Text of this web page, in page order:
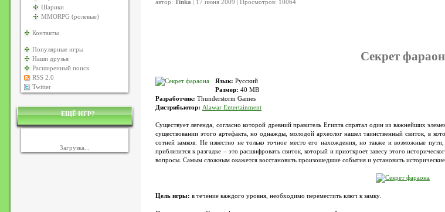
Шарики
MMORPG (ролевые)
Контакты
Популярные игры
Наши друзья
Расширенный поиск
RSS 2.0
Twitter
ЕЩЁ ИГР?
Загрузка...
автор: Tinka | 17 июня 2009 | Просмотров: 10064
Секрет
Язык: Русский
Размер: 40 MB
Разработчик: Thunderstorm Games
Дистрибьютор: Alawar Entertainment
Существует легенда, согласно которой древний правитель Египта спрятал один из важнейших
существовании этого артефакта, но однажды, молодой археолог нашел таинственный свиток, в
сотней замков. Не известно не только точное место его нахождения, но также и возможные
приблизится к разгадке – это расшифровать свиток, который и приоткроет завесу этого
вопросы. Самым сложным окажется восстановить произошедшие события и установить
Цель игры: в течение каждого уровня, необходимо переместить ключ к замку.